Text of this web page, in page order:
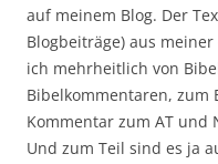
auf meinem Blog. Der
Blogbeiträge) aus
ich mehrheitlich von
Bibelkommentaren, zum
Kommentar zum AT und
Und zum Teil sind es ja